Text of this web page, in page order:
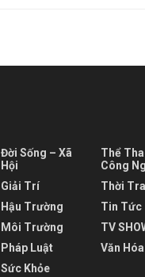
Đời Sống – Xã
Hội
Giải Trí
Hậu Trường
Môi Trường
Pháp Luật
Sức Khỏe
Thể
Công
Thời
Tin Tức
TV
Văn Hóa